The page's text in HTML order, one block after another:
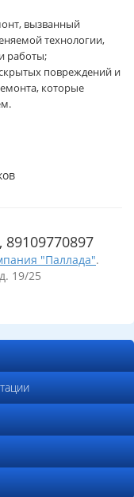
вызванный
технологии,
работы;
повреждений и
которые
89109770897
"Паллада".
19/25